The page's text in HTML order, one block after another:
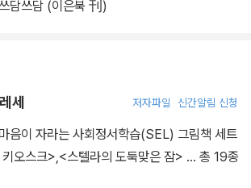
담쓰담 (이은북 刊)
세 저자파일 신간알림 신청
음이 자라는 사회정서학습(SEL) 그림책 세트
오스크>,<스텔라의 도둑맞은 잠> … 총 19종